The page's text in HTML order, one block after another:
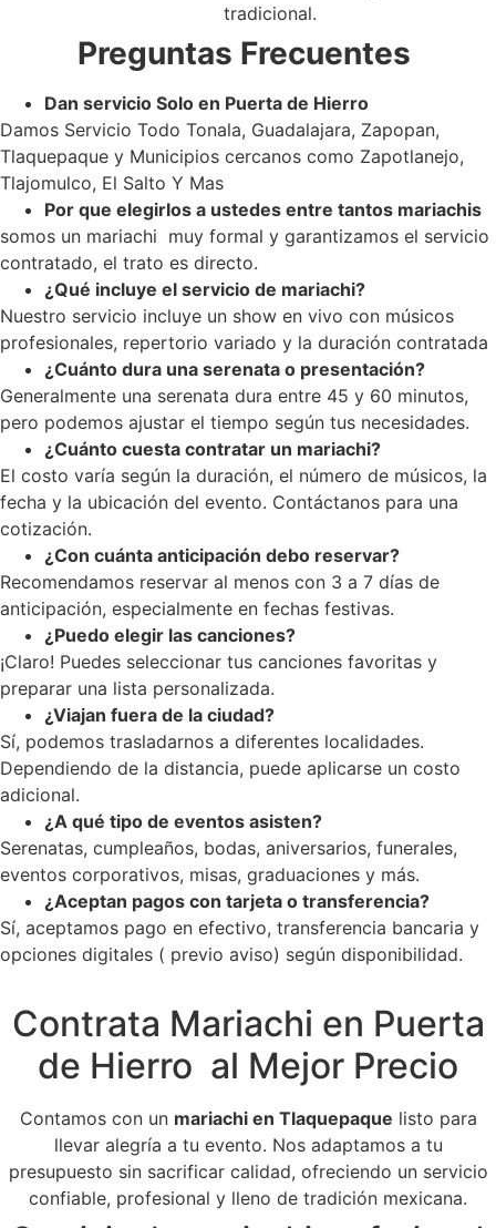
tradicional.
Preguntas Frecuentes
Dan servicio Solo en Puerta de Hierro
Damos Servicio Todo Tonala, Guadalajara, Zapopan,
Tlaquepaque y Municipios cercanos como Zapotlanejo,
Tlajomulco, El Salto Y Mas
Por que elegirlos a ustedes entre tantos mariachis
somos un mariachi muy formal y garantizamos el servicio
contratado, el trato es directo.
¿Qué incluye el servicio de mariachi?
Nuestro servicio incluye un show en vivo con músicos
profesionales, repertorio variado y la duración contratada
¿Cuánto dura una serenata o presentación?
Generalmente una serenata dura entre 45 y 60 minutos,
pero podemos ajustar el tiempo según tus necesidades.
¿Cuánto cuesta contratar un mariachi?
El costo varía según la duración, el número de músicos, la
fecha y la ubicación del evento. Contáctanos para una
cotización.
¿Con cuánta anticipación debo reservar?
Recomendamos reservar al menos con 3 a 7 días de
anticipación, especialmente en fechas festivas.
¿Puedo elegir las canciones?
¡Claro! Puedes seleccionar tus canciones favoritas y
preparar una lista personalizada.
¿Viajan fuera de la ciudad?
Sí, podemos trasladarnos a diferentes localidades.
Dependiendo de la distancia, puede aplicarse un costo
adicional.
¿A qué tipo de eventos asisten?
Serenatas, cumpleaños, bodas, aniversarios, funerales,
eventos corporativos, misas, graduaciones y más.
¿Aceptan pagos con tarjeta o transferencia?
Sí, aceptamos pago en efectivo, transferencia bancaria y
opciones digitales ( previo aviso) según disponibilidad.
Contrata Mariachi en Puerta
de Hierro al Mejor Precio
Contamos con un mariachi en Tlaquepaque listo para
llevar alegría a tu evento. Nos adaptamos a tu
presupuesto sin sacrificar calidad, ofreciendo un servicio
confiable, profesional y lleno de tradición mexicana.